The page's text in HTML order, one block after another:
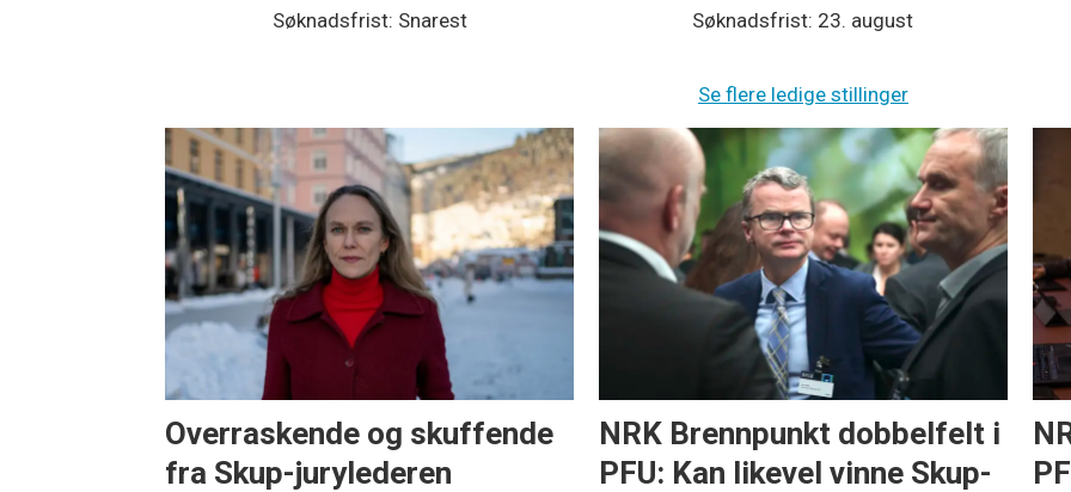
Søknadsfrist: 23. august Søknadsfrist: 1. september
Se flere ledige stillinger
Overraskende og skuffende
fra Skup-jurylederen
NRK Brennpunkt dobbelfelt i
PFU: Kan likevel vinne Skup-